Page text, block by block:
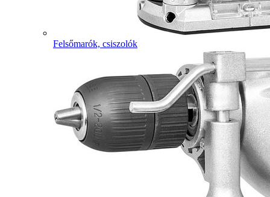
Felsőmarók, csiszolók